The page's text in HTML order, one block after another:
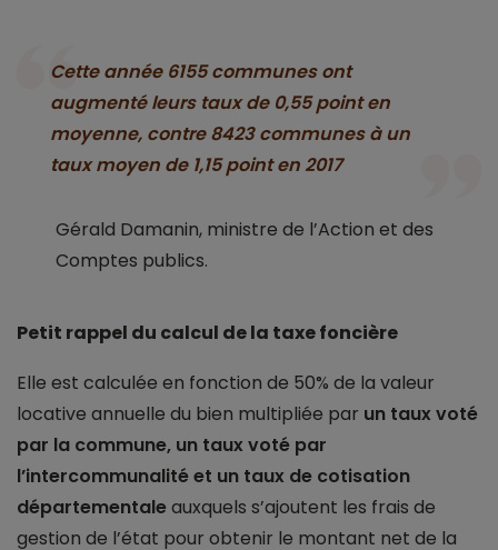
Cette année 6155 communes ont
augmenté leurs taux de 0,55 point en
moyenne, contre 8423 communes à un
taux moyen de 1,15 point en 2017
Gérald Damanin, ministre de l’Action et des
Comptes publics.
Petit rappel du calcul de la taxe foncière
Elle est calculée en fonction de 50% de la valeur
locative annuelle du bien multipliée par un taux voté
par la commune, un taux voté par
l’intercommunalité et un taux de cotisation
départementaleauxquels s’ajoutent les frais de
gestion de l’état pour obtenir le montant net de la